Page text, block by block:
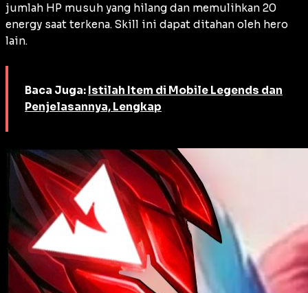
jumlah HP musuh yang hilang dan memulihkan 20
energy saat terkena. Skill ini dapat ditahan oleh hero
lain.
Baca Juga: Istilah Item di Mobile Legends dan
Penjelasannya, Lengkap